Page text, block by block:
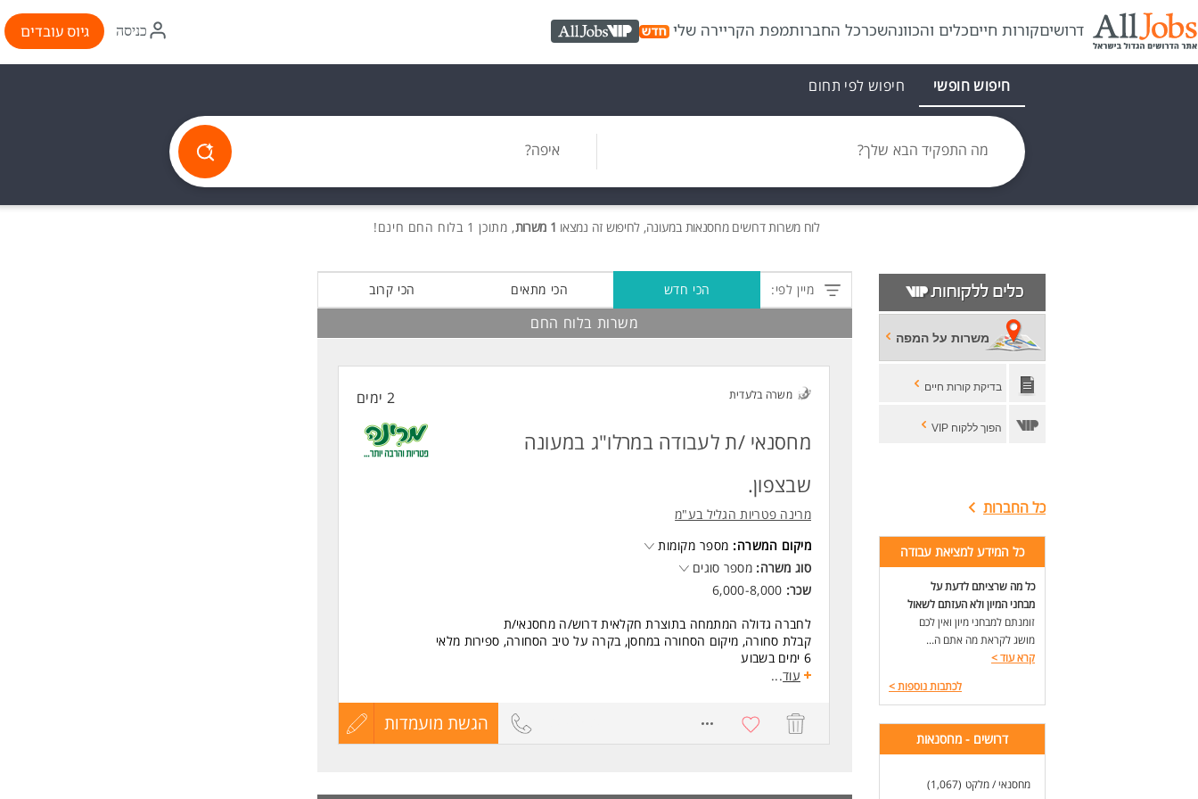
דרושיםקורות חייםכלים והכוונהשכרכל החברותמפת הקריירה שלי AllJobs VIP
איקון
התחברות
כניסה גיוס עובדים
חיפוש חופשי חיפוש לפי תחום
מה התפקיד הבא שלך? איפה?
לוח משרותדרושים מחסנאות במעונה, לחיפוש זה נמצאו 1 משרות , מתוכן 1 בלוח החם חינם!
משרות על המפה
בדיקת קורות חיים
הפוך ללקוח VIP
כל החברות
כל המידע למציאת עבודה
כל מה שרציתם לדעת על
מבחני המיון ולא העזתם לשאול
זומנתם למבחני מיון ואין לכם
מושג לקראת מה אתם ה...
קרא עוד>
לכתבות נוספות>
דרושים - מחסנאות
מחסנאי / מלקט (1,067)
מיין לפי: הכי חדש הכי מתאים הכי קרוב
משרות בלוח החם
משרה בלעדית 2 ימים
מחסנאי /ת לעבודה במרלו"ג במעונה
שבצפון.
מרינה פטריות הגליל בע"מ
מיקום המשרה: מספר מקומות
סוג משרה: מספר סוגים
שכר: 6,000-8,000
לחברה גדולה המתמחה בתוצרת חקלאית דרוש/ה מחסנאי/ת
קבלת סחורה, מיקום הסחורה במחסן, בקרה על טיב הסחורה, ספירות מלאי
6 ימים בשבוע
משמרת בוקר: 09:00-18:00
דרישות:
ניסיון קודם כמחסנאי/ת/מלקט /ת- יתרון
עוד...
הגשת מועמדות
עדכון